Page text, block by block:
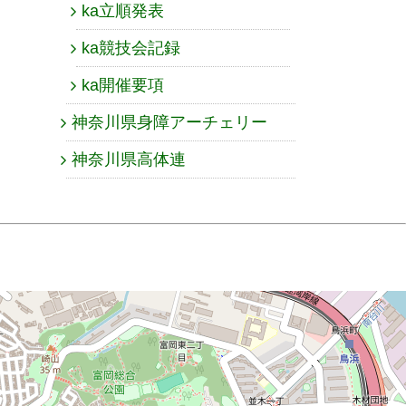
ka立順発表
ka競技会記録
ka開催要項
神奈川県身障アーチェリー
神奈川県高体連